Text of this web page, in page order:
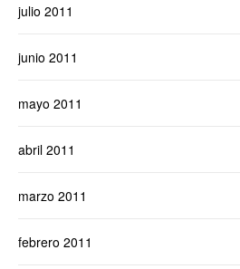
julio 2011
junio 2011
mayo 2011
abril 2011
marzo 2011
febrero 2011